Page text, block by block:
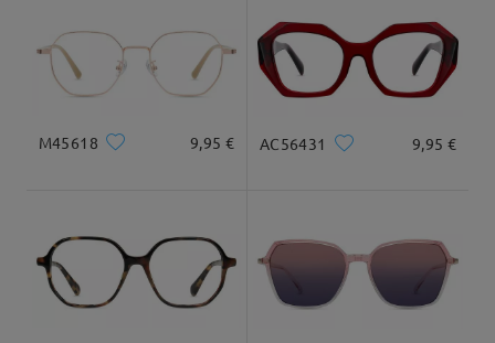
Dimensiones
Ancho Total
143mm/ 5.63plg.
Longitud de Patillas
144mm/ 5.67plg.
Llegado
M45618 9,95 € AC56431 9,95 €